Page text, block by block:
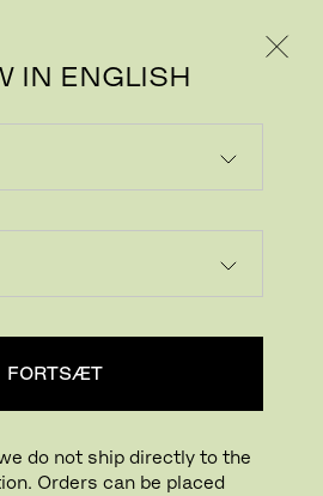
IN ENGLISH
FORTSÆT
do not ship directly to the
Orders can be placed